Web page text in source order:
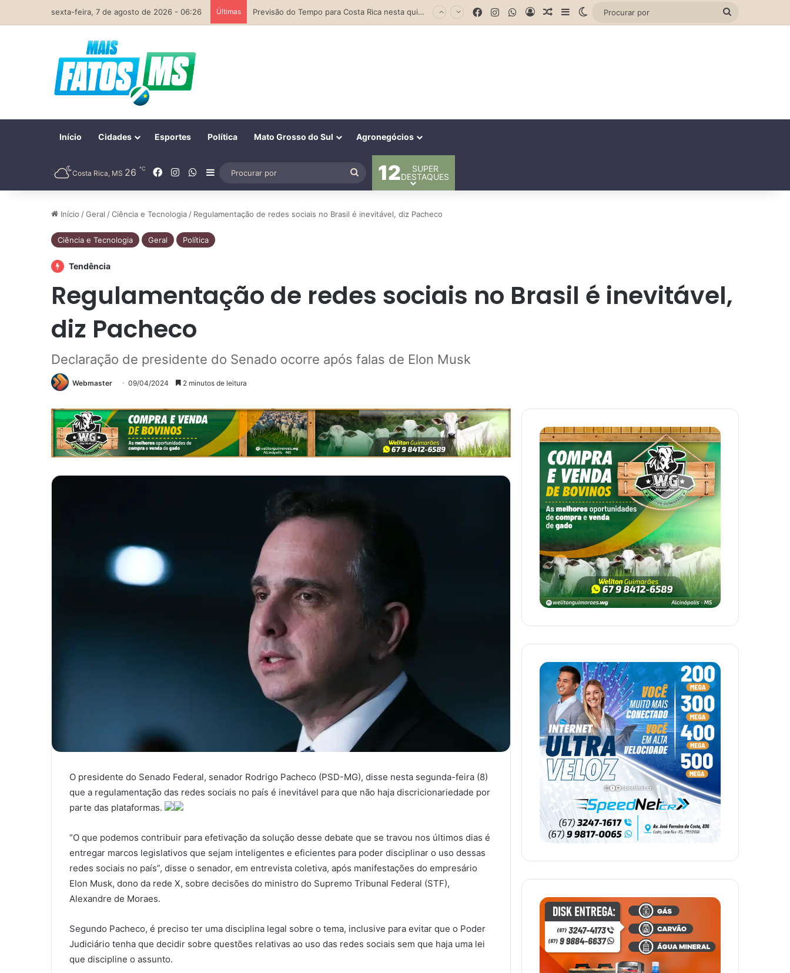
sexta-feira, 7 de agosto de 2026 - 06:26 Últimas Parceria entre Costa Rica e Alcinópolis entrega ponte de concreto e fortalece infraestrutura na região das lavouras do Engano Facebook
InstagramWhatsApp
EntrarArtigo aleatório
Barra Lateral
Switch skin
Início Cidades Esportes Política Mato Grosso do Sul Agronegócios
Costa Rica, MS 26 ℃ Facebook
InstagramWhatsApp
Barra Lateral
Procurar
por
12
SUPER
DESTAQUES
Início /Geral /Ciência e Tecnologia / Regulamentação de redes sociais no Brasil é inevitável, diz Pacheco
Ciência e Tecnologia Geral Política
Tendência
Regulamentação de redes sociais no Brasil é inevitável,
diz Pacheco
Declaração de presidente do Senado ocorre após falas de Elon Musk
Webmaster 09/04/2024 2 minutos de leitura
O presidente do Senado Federal, senador Rodrigo Pacheco (PSD-MG), disse nesta segunda-feira (8)
que a regulamentação das redes sociais no país é inevitável para que não haja discricionariedade por
parte das plataformas.
“O que podemos contribuir para efetivação da solução desse debate que se travou nos últimos dias é
entregar marcos legislativos que sejam inteligentes e eficientes para poder disciplinar o uso dessas
redes sociais no país”, disse o senador, em entrevista coletiva, após manifestações do empresário
Elon Musk, dono da rede X, sobre decisões do ministro do Supremo Tribunal Federal (STF),
Alexandre de Moraes.
Segundo Pacheco, é preciso ter uma disciplina legal sobre o tema, inclusive para evitar que o Poder
Judiciário tenha que decidir sobre questões relativas ao uso das redes sociais sem que haja uma lei
que discipline o assunto.